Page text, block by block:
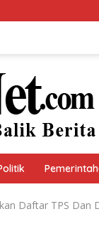
Daftar TPS Dan